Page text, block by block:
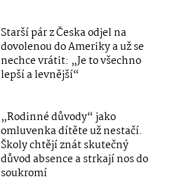
Starší pár z Česka odjel na
dovolenou do Ameriky a už se
nechce vrátit: „Je to všechno
lepší a levnější“
„Rodinné důvody“ jako
omluvenka dítěte už nestačí.
Školy chtějí znát skutečný
důvod absence a strkají nos do
soukromí